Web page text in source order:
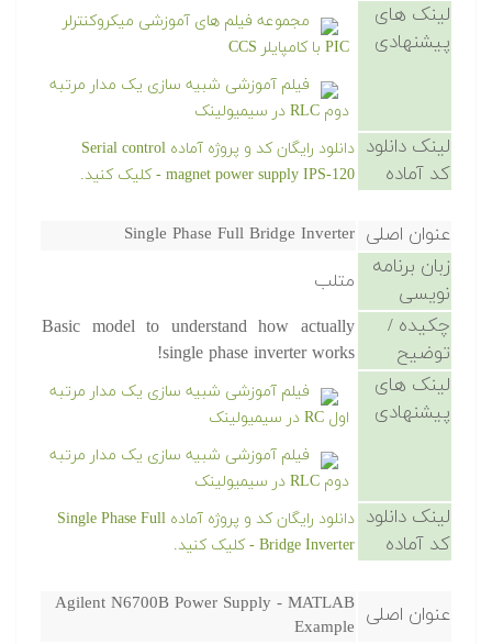
لینک های
پیشنهادی
مجموعه فیلم های آموزشی میکروکنترلر
PIC با کامپایلر CCS
فیلم آموزشی شبیه سازی یک مدار مرتبه
دوم RLC در سیمیولینک
لینک دانلود
کد آماده
دانلود رایگان کد و پروژه آماده Serial control
magnet power supply IPS-120 - کلیک کنید.
عنوان اصلی Single Phase Full Bridge Inverter
زبان برنامه
نویسی
متلب
چکیده /
توضیح
Basic model to understand how actually
single phase inverter works!
لینک های
پیشنهادی
فیلم آموزشی شبیه سازی یک مدار مرتبه
اول RC در سیمیولینک
فیلم آموزشی شبیه سازی یک مدار مرتبه
دوم RLC در سیمیولینک
لینک دانلود
کد آماده
دانلود رایگان کد و پروژه آماده Single Phase Full
Bridge Inverter - کلیک کنید.
عنوان اصلی Agilent N6700B Power Supply - MATLAB
Example